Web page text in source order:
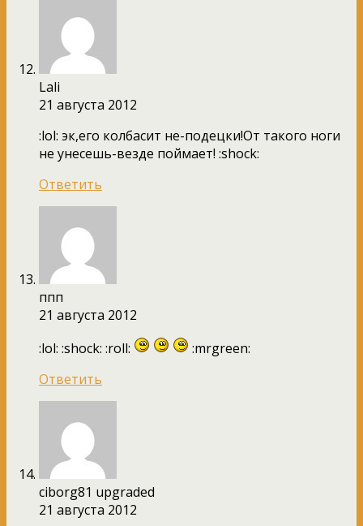
Lali
21 августа 2012
:lol: эк,его колбасит не-подецки!От такого ноги
не унесешь-везде поймает! :shock:
Ответить
ппп
21 августа 2012
:lol: :shock: :roll:
:mrgreen:
Ответить
ciborg81 upgraded
21 августа 2012